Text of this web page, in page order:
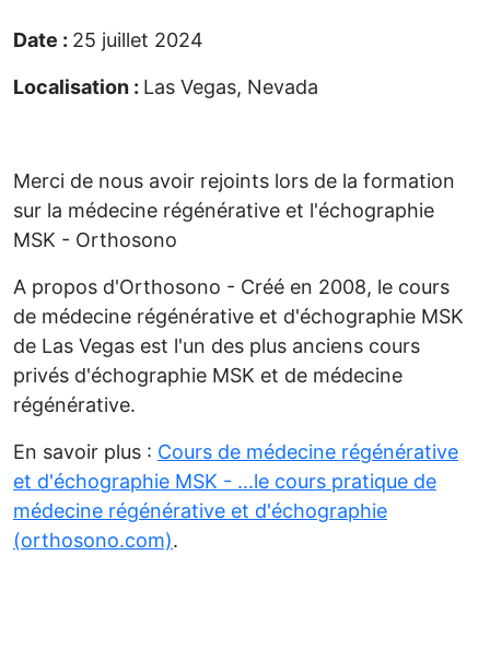
Date : 25 juillet 2024
Localisation : Las Vegas, Nevada
Merci de nous avoir rejoints lors de la formation
sur la médecine régénérative et l'échographie
MSK - Orthosono
A propos d'Orthosono - Créé en 2008, le cours
de médecine régénérative et d'échographie MSK
de Las Vegas est l'un des plus anciens cours
privés d'échographie MSK et de médecine
régénérative.
En savoir plus : Cours de médecine régénérative
et d'échographie MSK - ...le cours pratique de
médecine régénérative et d'échographie
(orthosono.com).